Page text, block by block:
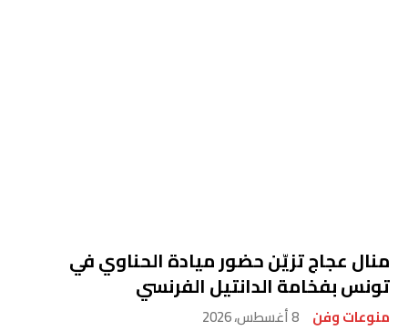
منال عجاج تزيّن حضور ميادة الحناوي في
تونس بفخامة الدانتيل الفرنسي
منوعات وفن 8 أغسطس، 2026